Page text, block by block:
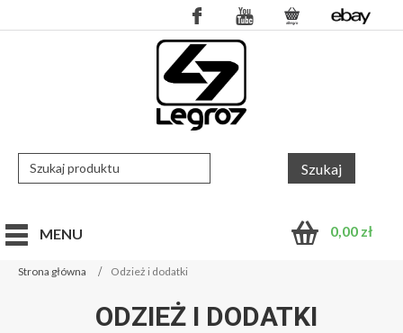
0,00 zł
MENU
Strona główna Odzież i dodatki
ODZIEŻ I DODATKI